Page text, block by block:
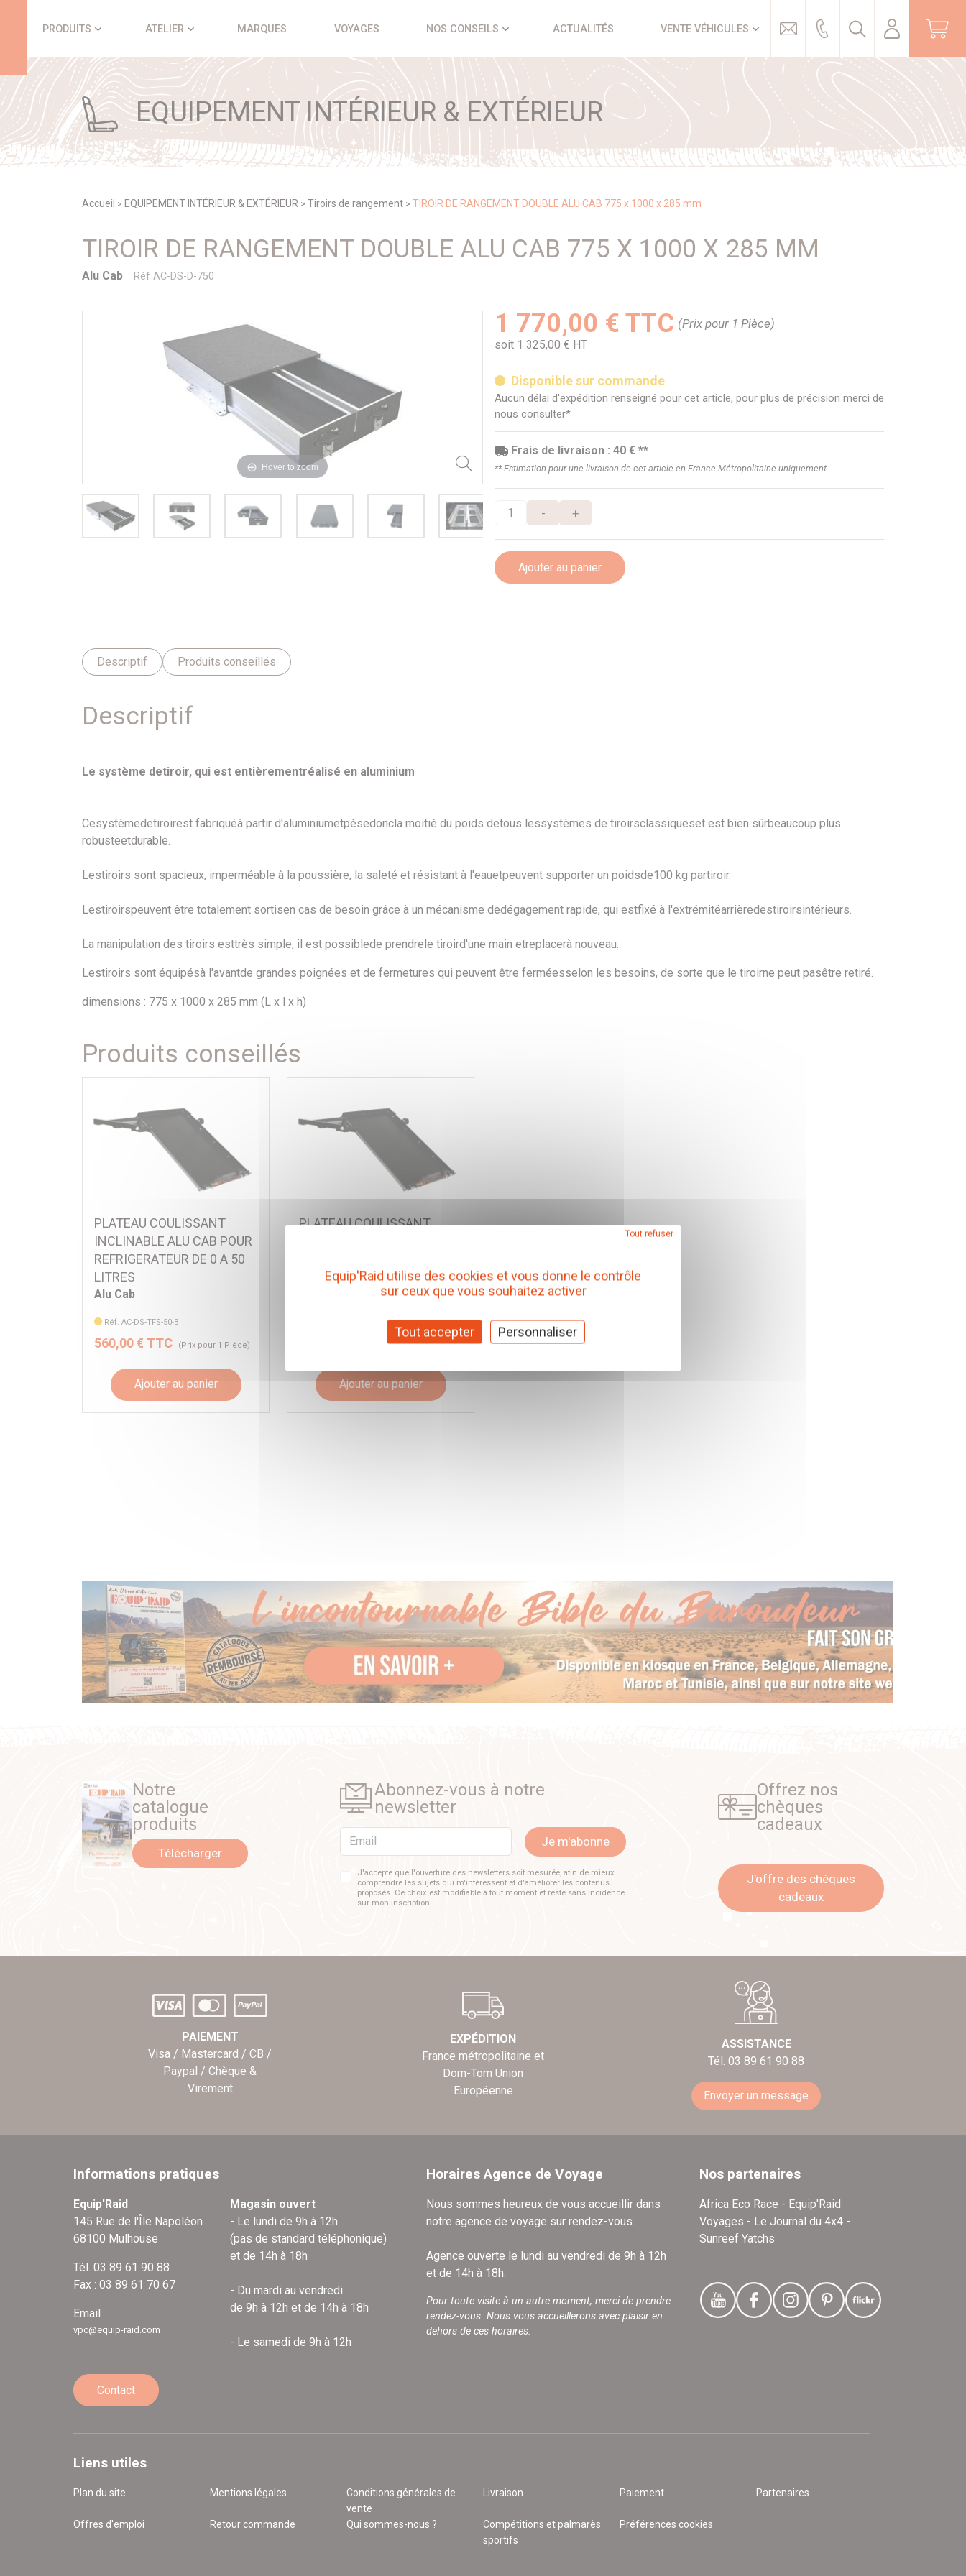
PRODUITS ATELIER MARQUES VOYAGES NOS CONSEILS ACTUALITÉS VENTE VÉHICULES
EQUIPEMENT INTÉRIEUR & EXTÉRIEUR
Accueil > EQUIPEMENT INTÉRIEUR & EXTÉRIEUR > Tiroirs de rangement > TIROIR DE RANGEMENT DOUBLE ALU CAB 775 x 1000 x 285 mm
TIROIR DE RANGEMENT DOUBLE ALU CAB 775 X 1000 X 285 MM
Alu Cab Réf AC-DS-D-750
Hover to zoom
1 770,00 € TTC (Prix pour 1 Pièce)
soit 1 325,00 € HT
Disponible sur commande
Aucun délai d'expédition renseigné pour cet article, pour plus de précision merci de
nous consulter*
Frais de livraison : 40 € **
** Estimation pour une livraison de cet article en France Métropolitaine uniquement.
- +
Ajouter au panier
Descriptif Produits conseillés
Descriptif
Le système detiroir, qui est entièrementréalisé en aluminium
Cesystèmedetiroirest fabriquéà partir d'aluminiumetpèsedoncla moitié du poids detous lessystèmes de tiroirsclassiqueset est bien sûrbeaucoup plus
robusteetdurable.
Lestiroirs sont spacieux, imperméable à la poussière, la saleté et résistant à l'eauetpeuvent supporter un poidsde100 kg partiroir.
Lestiroirspeuvent être totalement sortisen cas de besoin grâce à un mécanisme dedégagement rapide, qui estfixé à l'extrémitéarrièredestiroirsintérieurs.
La manipulation des tiroirs esttrès simple, il est possiblede prendrele tiroird'une main etreplacerà nouveau.
Lestiroirs sont équipésà l'avantde grandes poignées et de fermetures qui peuvent être ferméesselon les besoins, de sorte que le tiroirne peut pasêtre retiré.
dimensions : 775 x 1000 x 285 mm (L x l x h)
Produits conseillés
PLATEAU COULISSANT
INCLINABLE ALU CAB POUR
REFRIGERATEUR DE 0 A 50
LITRES
Alu Cab
Réf. AC-DS-TFS-50-B
560,00 € TTC (Prix pour 1 Pièce)
Ajouter au panier
PLATEAU COULISSANT
LITRES
(Prix pour 1 Pièce)
Ajouter au panier
Notre
catalogue
produits
Télécharger
Abonnez-vous à notre
newsletter
Email Je m'abonne
J'accepte que l'ouverture des newsletters soit mesurée, afin de mieux
comprendre les sujets qui m'intéressent et d'améliorer les contenus
proposés. Ce choix est modifiable à tout moment et reste sans incidence
sur mon inscription.
Offrez nos
chèques
cadeaux
J'offre des chèques
cadeaux
PAIEMENT
Visa / Mastercard / CB /
Paypal / Chèque &
Virement
EXPÉDITION
France métropolitaine et
Dom-Tom Union
Européenne
ASSISTANCE
Tél. 03 89 61 90 88
Envoyer un message
Informations pratiques
Equip'Raid
145 Rue de l'Île Napoléon
68100 Mulhouse
Tél. 03 89 61 90 88
Fax : 03 89 61 70 67
Email
vpc@equip-raid.com
Magasin ouvert
- Le lundi de 9h à 12h
(pas de standard téléphonique)
et de 14h à 18h
- Du mardi au vendredi
de 9h à 12h et de 14h à 18h
- Le samedi de 9h à 12h
Contact
Horaires Agence de Voyage
Nous sommes heureux de vous accueillir dans
notre agence de voyage sur rendez-vous.
Agence ouverte le lundi au vendredi de 9h à 12h
et de 14h à 18h.
Pour toute visite à un autre moment, merci de prendre
rendez-vous. Nous vous accueillerons avec plaisir en
dehors de ces horaires.
Nos partenaires
Africa Eco Race - Equip'Raid
Voyages - Le Journal du 4x4 -
Sunreef Yatchs
Liens utiles
Plan du site Mentions légales
Conditions générales de
vente
Livraison Paiement Partenaires
Offres d'emploi Retour commande Qui sommes-nous ?
Compétitions et palmarès
sportifs
Préférences cookies
Equip'Raid utilise des cookies et vous donne le contrôle
sur ceux que vous souhaitez activer
Tout accepter
Tout refuser
Personnaliser